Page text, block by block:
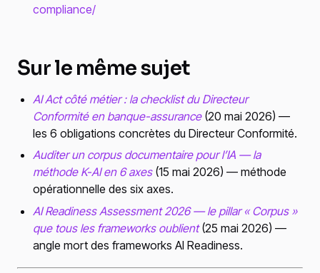
compliance/
Sur le même sujet
AI Act côté métier : la checklist du Directeur
Conformité en banque-assurance(20 mai 2026) —
les 6 obligations concrètes du Directeur Conformité.
Auditer un corpus documentaire pour l’IA — la
méthode K-AI en 6 axes(15 mai 2026) — méthode
opérationnelle des six axes.
AI Readiness Assessment 2026 — le pillar « Corpus »
que tous les frameworks oublient(25 mai 2026) —
angle mort des frameworks AI Readiness.